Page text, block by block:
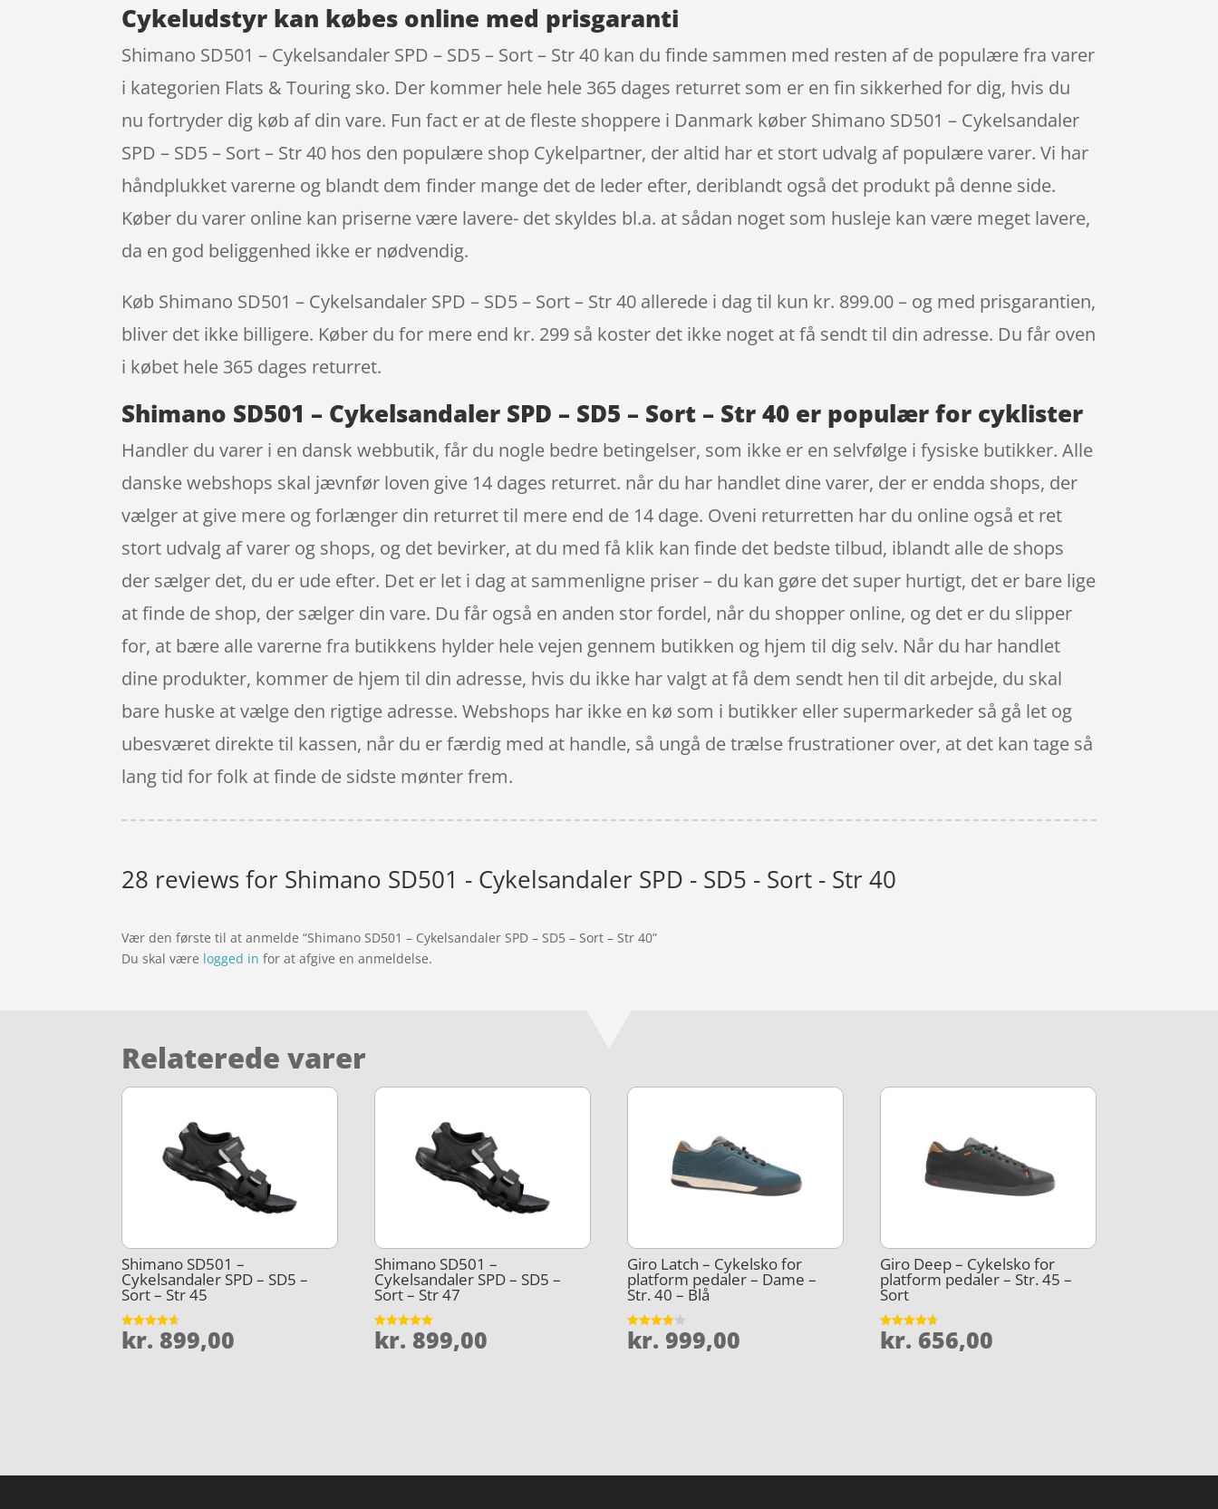
Cykeludstyr kan købes online med prisgaranti
Shimano SD501 – Cykelsandaler SPD – SD5 – Sort – Str 40 kan du finde sammen med resten af de populære fra varer
i kategorien Flats & Touring sko. Der kommer hele hele 365 dages returret som er en fin sikkerhed for dig, hvis du
nu fortryder dig køb af din vare. Fun fact er at de fleste shoppere i Danmark køber Shimano SD501 – Cykelsandaler
SPD – SD5 – Sort – Str 40 hos den populære shop Cykelpartner, der altid har et stort udvalg af populære varer. Vi har
håndplukket varerne og blandt dem finder mange det de leder efter, deriblandt også det produkt på denne side.
Køber du varer online kan priserne være lavere- det skyldes bl.a. at sådan noget som husleje kan være meget lavere,
da en god beliggenhed ikke er nødvendig.
Køb Shimano SD501 – Cykelsandaler SPD – SD5 – Sort – Str 40 allerede i dag til kun kr. 899.00 – og med prisgarantien,
bliver det ikke billigere. Køber du for mere end kr. 299 så koster det ikke noget at få sendt til din adresse. Du får oven
i købet hele 365 dages returret.
Shimano SD501 – Cykelsandaler SPD – SD5 – Sort – Str 40 er populær for cyklister
Handler du varer i en dansk webbutik, får du nogle bedre betingelser, som ikke er en selvfølge i fysiske butikker. Alle
danske webshops skal jævnfør loven give 14 dages returret. når du har handlet dine varer, der er endda shops, der
vælger at give mere og forlænger din returret til mere end de 14 dage. Oveni returretten har du online også et ret
stort udvalg af varer og shops, og det bevirker, at du med få klik kan finde det bedste tilbud, iblandt alle de shops
der sælger det, du er ude efter. Det er let i dag at sammenligne priser – du kan gøre det super hurtigt, det er bare lige
at finde de shop, der sælger din vare. Du får også en anden stor fordel, når du shopper online, og det er du slipper
for, at bære alle varerne fra butikkens hylder hele vejen gennem butikken og hjem til dig selv. Når du har handlet
dine produkter, kommer de hjem til din adresse, hvis du ikke har valgt at få dem sendt hen til dit arbejde, du skal
bare huske at vælge den rigtige adresse. Webshops har ikke en kø som i butikker eller supermarkeder så gå let og
ubesværet direkte til kassen, når du er færdig med at handle, så ungå de trælse frustrationer over, at det kan tage så
lang tid for folk at finde de sidste mønter frem.
28 reviews for Shimano SD501 - Cykelsandaler SPD - SD5 - Sort - Str 40
Vær den første til at anmelde “Shimano SD501 – Cykelsandaler SPD – SD5 – Sort – Str 40”
Du skal være logged in for at afgive en anmeldelse.
Relaterede varer
Shimano SD501 –
Cykelsandaler SPD – SD5 –
Sort – Str 45
Vurderet
4.6
kr. 899,00
Shimano SD501 –
Cykelsandaler SPD – SD5 –
Sort – Str 47
Vurderet
5
kr. 899,00
Giro Latch – Cykelsko for
platform pedaler – Dame –
Str. 40 – Blå
Vurderet
3.8
kr. 999,00
Giro Deep – Cykelsko for
platform pedaler – Str. 45 –
Sort
Vurderet
4.7
kr. 656,00